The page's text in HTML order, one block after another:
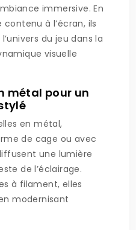
immersive. En
à l’écran, ils
du jeu dans la
visuelle
métal pour un
en métal,
de cage ou avec
une lumière
de l’éclairage.
à filament, elles
modernisant